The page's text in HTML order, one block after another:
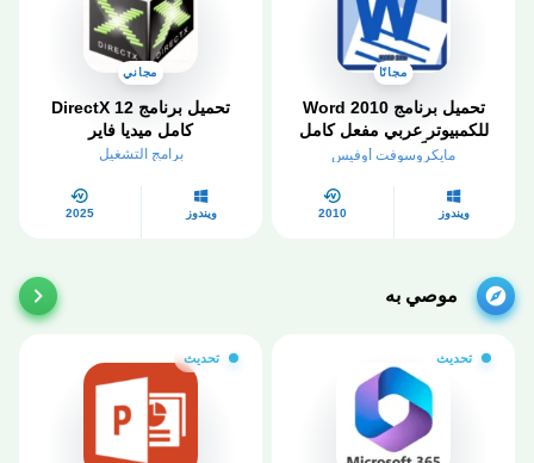
مجانًا
تحميل برنامج Word 2010
للكمبيوتر عربي مفعل كامل
مجاناً من ميديافاير
مايكروسوفت أوفيس
ويندوز 2010
مجاني
تحميل برنامج DirectX 12
كامل ميديا فاير
برامج التشغيل
ويندوز 2025
موصي به
تحديث تحديث